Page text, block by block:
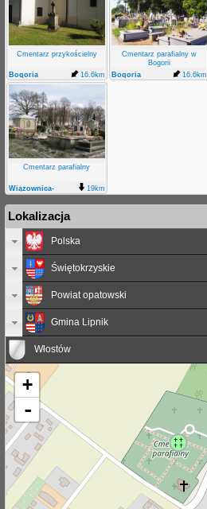
Cmentarz przykościelny
Bogoria 16.6km
Cmentarz parafialny w
Bogorii
Bogoria
16.6km
Cmentarz parafialny
Wiązownica-
19km
Lokalizacja
Polska
Świętokrzyskie
Powiat opatowski
Gmina Lipnik
Włostów
+
-